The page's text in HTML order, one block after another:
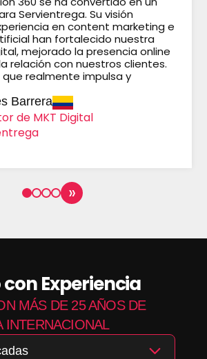
Servientrega. Su visión
en content marketing e
han fortalecido nuestra
mejorado la presencia online
relación con nuestros clientes.
que realmente impulsa y
Barrera
de MKT Digital
»
Experiencia
MÁS DE 25 AÑOS DE
INTERNACIONAL